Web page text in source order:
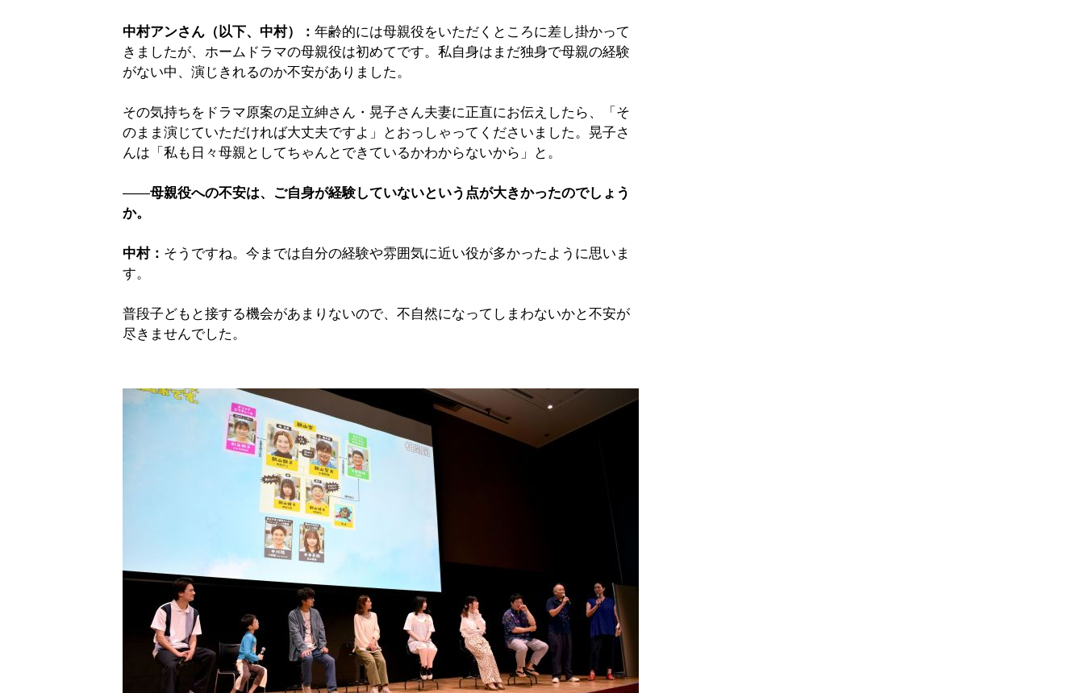
中村アンさん（以下、中村）： 年齢的には母親役をいただくところに差し掛かって
きましたが、ホームドラマの母親役は初めてです。私自身はまだ独身で母親の経験
がない中、演じきれるのか不安がありました。
その気持ちをドラマ原案の足立紳さん・晃子さん夫妻に正直にお伝えしたら、「そ
のまま演じていただければ大丈夫ですよ」とおっしゃってくださいました。晃子さ
んは「私も日々母親としてちゃんとできているかわからないから」と。
――母親役への不安は、ご自身が経験していないという点が大きかったのでしょう
か。
中村： そうですね。今までは自分の経験や雰囲気に近い役が多かったように思いま
す。
普段子どもと接する機会があまりないので、不自然になってしまわないかと不安が
尽きませんでした。